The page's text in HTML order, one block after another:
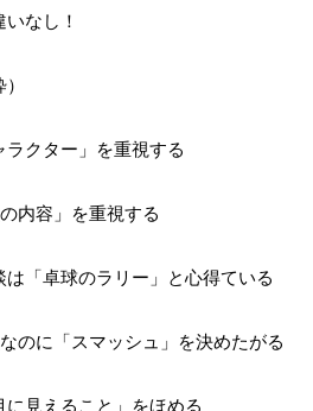
なし！
クター」を重視する
内容」を重視する
「卓球のラリー」と心得ている
に「スマッシュ」を決めたがる
見えること」をほめる